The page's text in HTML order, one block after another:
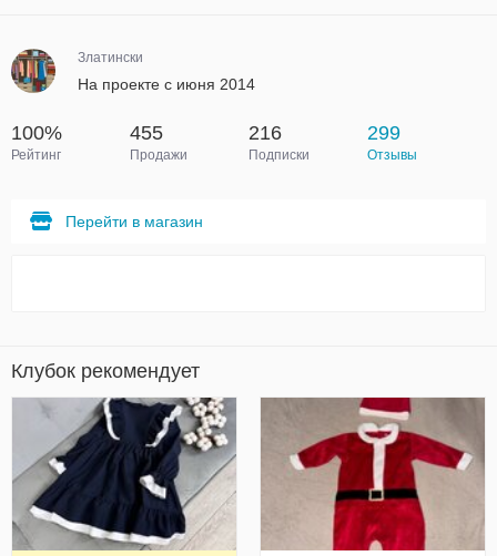
Златински
На проекте с июня 2014
100%
Рейтинг
455
Продажи
216
Подписки
299
Отзывы
Перейти в магазин
Клубок рекомендует